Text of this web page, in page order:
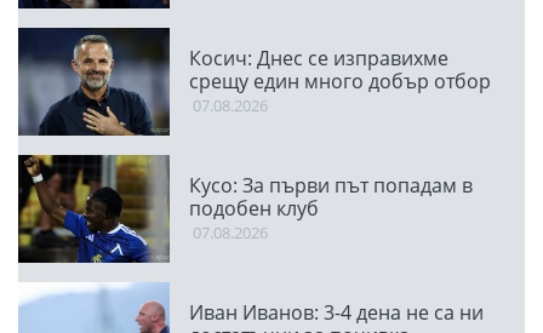
Косич: Днес се изправихме
срещу един много добър отбор
07.08.2026
Кусо: За първи път попадам в
подобен клуб
07.08.2026
Иван Иванов: 3-4 дена не са ни